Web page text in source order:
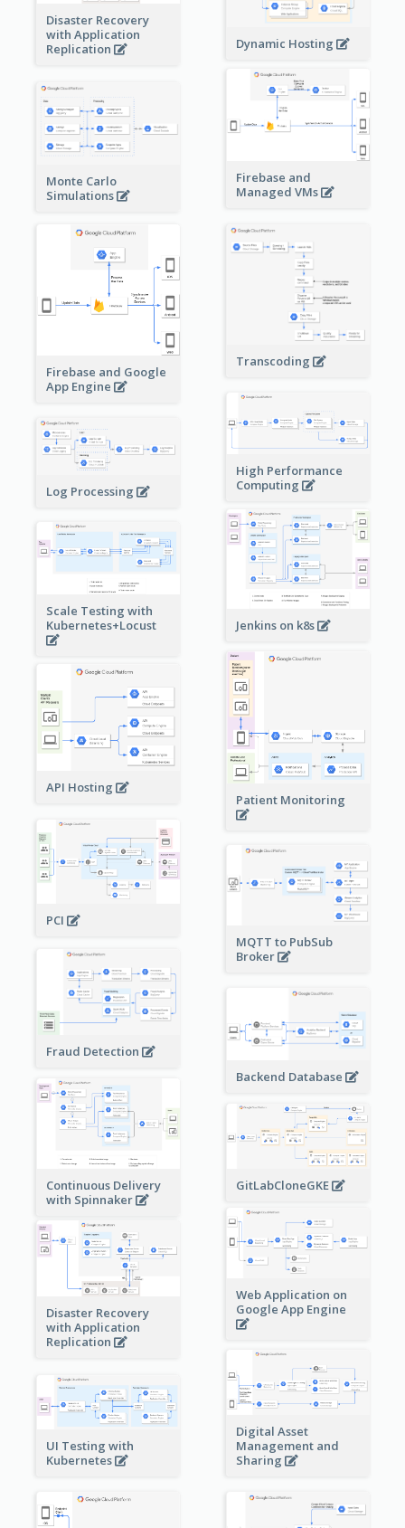
Disaster Recovery
with Application
Replication
Dynamic Hosting
Firebase and
Managed VMs
Monte Carlo
Simulations
Firebase and Google
App Engine
Transcoding
High Performance
Computing
Log Processing
Jenkins on k8s
Scale Testing with
Kubernetes+Locust
Patient Monitoring
API Hosting
PCI
MQTT to PubSub
Broker
Fraud Detection
Backend Database
Continuous Delivery
with Spinnaker
GitLabCloneGKE
Web Application on
Google App Engine
Disaster Recovery
with Application
Replication
Digital Asset
Management and
Sharing
UI Testing with
Kubernetes